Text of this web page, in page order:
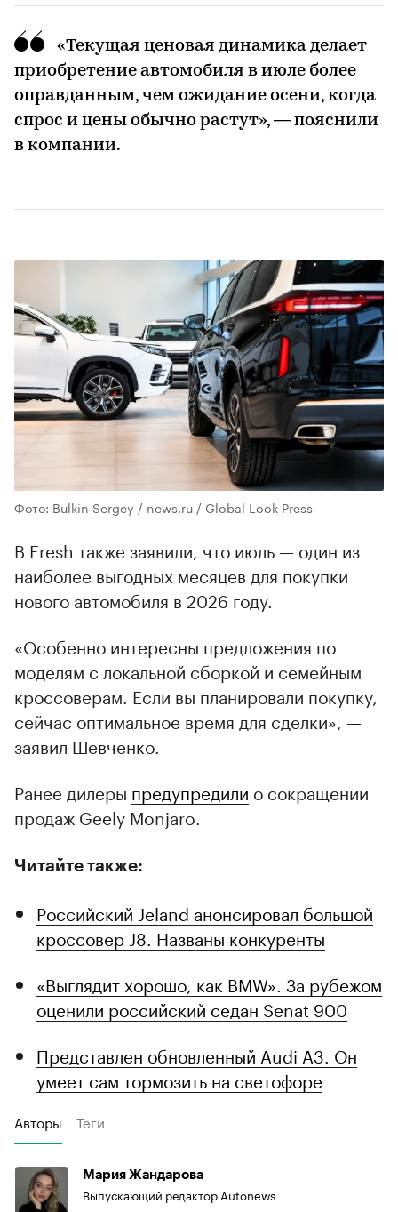
«Текущая ценовая динамика делает
приобретение автомобиля в июле более
оправданным, чем ожидание осени, когда
спрос и цены обычно растут», — пояснили
в компании.
Фото: Bulkin Sergey / news.ru / Global Look Press
В Fresh также заявили, что июль — один из
наиболее выгодных месяцев для покупки
нового автомобиля в 2026 году.
«Особенно интересны предложения по
моделям с локальной сборкой и семейным
кроссоверам. Если вы планировали покупку,
сейчас оптимальное время для сделки», —
заявил Шевченко.
Ранее дилеры предупредили о сокращении
продаж Geely Monjaro.
Читайте также:
Российский Jeland анонсировал большой
кроссовер J8. Названы конкуренты
«Выглядит хорошо, как BMW». За рубежом
оценили российский седан Senat 900
Представлен обновленный Audi A3. Он
умеет сам тормозить на светофоре
Авторы Теги
Мария Жандарова
Выпускающий редактор Autonews